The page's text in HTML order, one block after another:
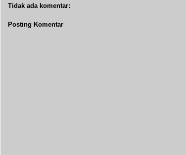
Tidak ada komentar:
Posting Komentar